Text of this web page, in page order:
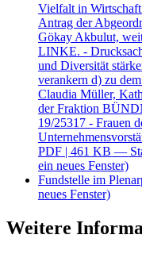
Vielfalt in
Antrag der
Gökay Akbulut,
LINKE. -
und Diversität
verankern d) zu
Claudia Müller,
der Fraktion
19/25317 - Frauen
PDF | 461 KB —
ein neues Fenster)
Fundstelle im
neues Fenster)
Weitere